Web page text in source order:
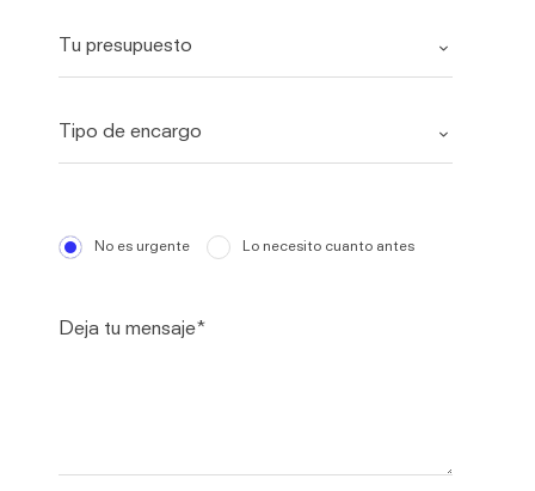
No es urgente Lo necesito cuanto antes